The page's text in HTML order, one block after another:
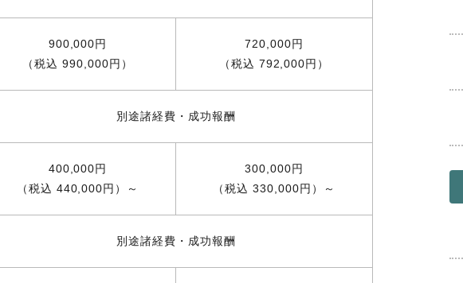
900,000円
（税込 990,000円）
720,000円
（税込 792,000円）
別途諸経費・成功報酬
400,000円
（税込 440,000円）～
300,000円
（税込 330,000円）～
別途諸経費・成功報酬